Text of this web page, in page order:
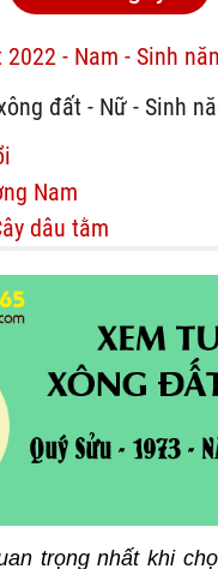
- Nam - Sinh
đất - Nữ - Sinh
Nam
dâu tằm
trọng nhất khi